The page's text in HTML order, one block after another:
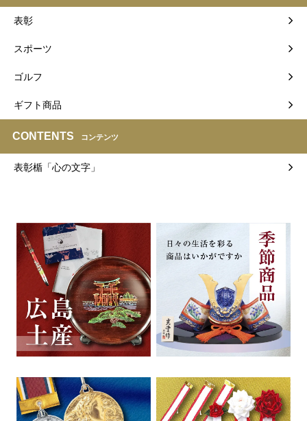
表彰
スポーツ
ゴルフ
ギフト商品
CONTENTS コンテンツ
表彰楯「心の文字」